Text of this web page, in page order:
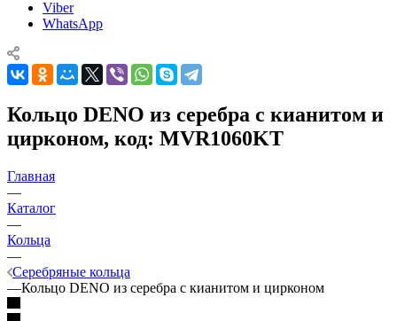
Viber
WhatsApp
Кольцо DENO из серебра с кианитом и
цирконом, код: MVR1060KT
Главная
—
Каталог
—
Кольца
—
Серебряные кольца
—Кольцо DENO из серебра с кианитом и цирконом